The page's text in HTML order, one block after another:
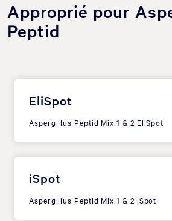
Approprié pour
Peptid
EliSpot
Aspergillus Peptid Mix 1 & 2 EliSpot
iSpot
Aspergillus Peptid Mix 1 & 2 iSpot